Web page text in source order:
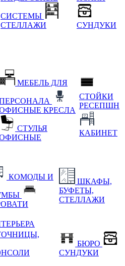
СИСТЕМЫ
СТЕЛЛАЖИ
СУНДУКИ
МЕБЕЛЬ ДЛЯ
КРЕСЛА
СТУЛЬЯ
СТОЙКИ
РЕСЕПШН
КАБИНЕТ
КОМОДЫ И
ШКАФЫ,
БУФЕТЫ,
СТЕЛЛАЖИ
БЮРО
СУНДУКИ